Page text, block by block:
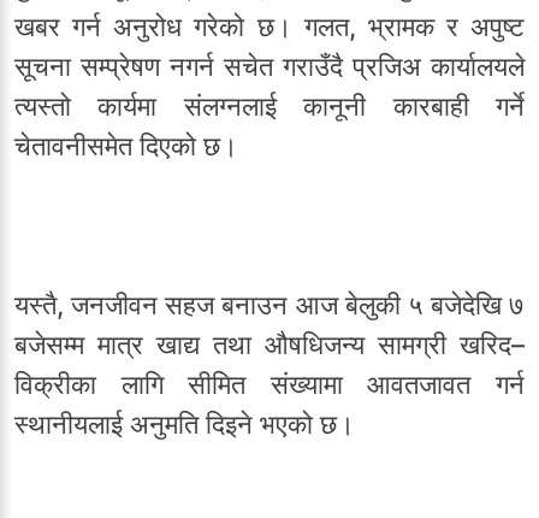
खबर गर्न अनुरोध गरेको छ। गलत, भ्रामक र अपुष्ट
सूचना सम्प्रेषण नगर्न सचेत गराउँदै प्रजिअ कार्यालयले
त्यस्तो कार्यमा संलग्नलाई कानूनी कारबाही गर्ने
चेतावनीसमेत दिएको छ।
यस्तै, जनजीवन सहज बनाउन आज बेलुकी ५ बजेदेखि ७
बजेसम्म मात्र खाद्य तथा औषधिजन्य सामग्री खरिद–
विक्रीका लागि सीमित संख्यामा आवतजावत गर्न
स्थानीयलाई अनुमति दिइने भएको छ।